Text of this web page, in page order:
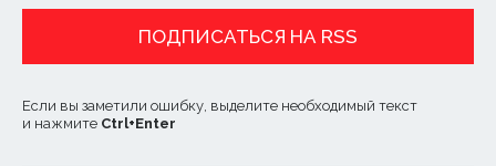
ПОДПИСАТЬСЯ НА RSS
Если вы заметили ошибку, выделите необходимый текст
и нажмите Ctrl+Enter